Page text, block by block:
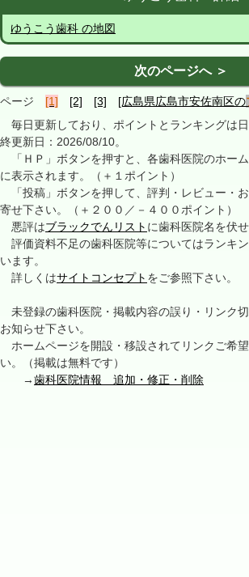
ゆうこう歯科 の地図
次のページへ ＞
ページ [1] [2] [3] [広島県広島市安佐南区の
毎日更新しており、ポイントとランキングは
終更新日：2026/08/10。
「ＨＰ」ボタンを押すと、各歯科医院のホー
に表示されます。（＋１ポイント）
「投稿」ボタンを押して、評判・レビュー・
寄せ下さい。（＋２００／－４００ポイント）
悪評はブラックでんリスト に歯科医院名を伏
評価資料不足の歯科医院等についてはランキ
います。
詳しくはサイトコンセプト をご参照下さい。
未登録の歯科医院・掲載内容の誤り・リンク切
お知らせ下さい。
ホームページを開設・移設されてリンクご希
い。（掲載は無料です）
→歯科医院情報 追加・修正・削除